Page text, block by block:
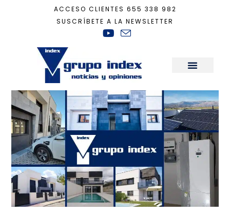
ACCESO CLIENTES 655 338 982
SUSCRÍBETE A LA NEWSLETTER
Actualidad